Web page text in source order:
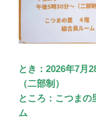
とき：2026年7
（二部制）
ところ：こつま
ム